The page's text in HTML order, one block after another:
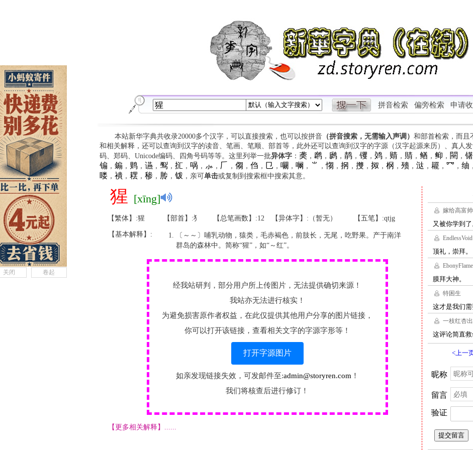
拼音检索 偏旁检索 申请
本站新华字典共收录20000多个汉字，可以直接搜索，也可以按拼音（拼音搜索，无需输入声调） 和部首检索，而且
和相关解释，还可以查询到汉字的读音、笔画、笔顺、部首等，此外还可以查询到汉字的字源（汉字起源来历）、真人
码、郑码、Unicode编码、四角号码等等。这里列举一批异体字： 䶮 ， 䴙， 䴘， 䴖， 䦆， 䴔， 䞍， 䝼， 䲡 ， 䲟 ， 䦟 ， 䦃
䦂 ， 䥇 ， 䴗， 䜩， 䴕， 㧟 ， 㖞 ， ⺗ ， 𠂆 ， 㑳 ， 㑇 ， 㔾 ， 㘚 ， 㘎 ， ⺌ ， 㥮 ， 㧏 ， 㩳， 㧐 ， 㭎 ， 㱮， 㳠 ， 䎱 ， ⺳ ， 䌷 ，
䁖， 䙡， 䎬 ， 䅟， 䏝， 䥽，亲可单击或复制到搜索框中搜索其意。
猩 [xīng]
【繁体】:猩 【部首】:犭 【总笔画数】:12 【异体字】:（暂无） 【五笔】:qtjg
【基本解释】:
〔～～〕哺乳动物，猿类，毛赤褐色，前肢长，无尾，吃野果。产于南洋
群岛的森林中。简称“猩”，如“～红”。
经我站研判，部分用户所上传图片，无法提供确切来源！
我站亦无法进行核实！
为避免损害原作者权益，在此仅提供其他用户分享的图片链接，
你可以打开该链接，查看相关文字的字源字形等！
打开字源图片
如亲发现链接失效，可发邮件至:admin@storyren.com ！
我们将核查后进行修订！
【更多相关解释】......
关闭 卷起